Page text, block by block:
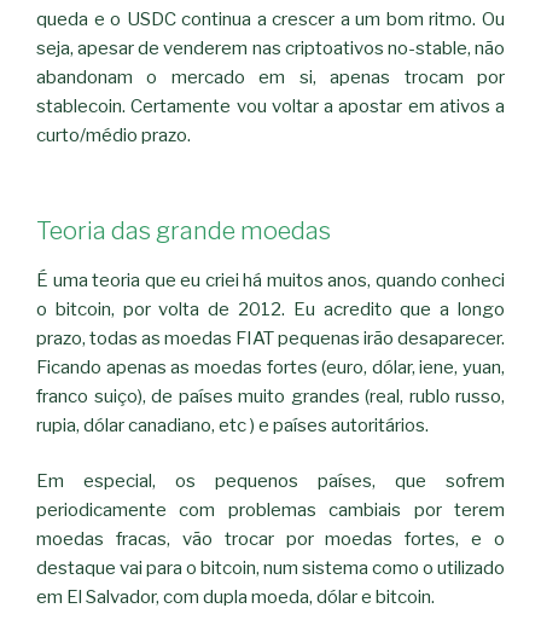
queda e o USDC continua a crescer a um bom ritmo. Ou
seja, apesar de venderem nas criptoativos no-stable, não
abandonam o mercado em si, apenas trocam por
stablecoin. Certamente vou voltar a apostar em ativos a
curto/médio prazo.
Teoria das grande moedas
É uma teoria que eu criei há muitos anos, quando conheci
o bitcoin, por volta de 2012. Eu acredito que a longo
prazo, todas as moedas FIAT pequenas irão desaparecer.
Ficando apenas as moedas fortes (euro, dólar, iene, yuan,
franco suiço), de países muito grandes (real, rublo russo,
rupia, dólar canadiano, etc ) e países autoritários.
Em especial, os pequenos países, que sofrem
periodicamente com problemas cambiais por terem
moedas fracas, vão trocar por moedas fortes, e o
destaque vai para o bitcoin, num sistema como o utilizado
em El Salvador, com dupla moeda, dólar e bitcoin.